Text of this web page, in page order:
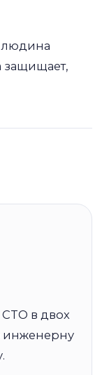
людина
защищает,
в двох
инженерну